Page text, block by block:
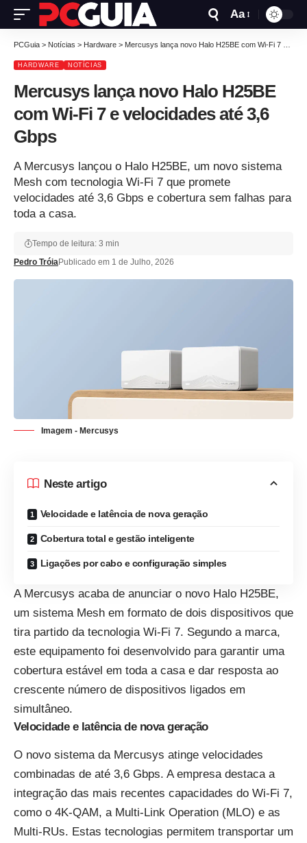
Aa
PCGuia > Notícias > Hardware > Mercusys lança novo Halo H25BE com Wi-Fi 7 e velocidades até 3,6 Gbps
HARDWARE NOTÍCIAS
Mercusys lança novo Halo H25BE
com Wi-Fi 7 e velocidades até 3,6
Gbps
A Mercusys lançou o Halo H25BE, um novo sistema
Mesh com tecnologia Wi-Fi 7 que promete
velocidades até 3,6 Gbps e cobertura sem falhas para
toda a casa.
Pedro TróiaPublicado em 1 de Julho, 2026
Tempo de leitura: 3 min
Imagem - Mercusys
Neste artigo
Velocidade e latência de nova geração
Cobertura total e gestão inteligente
Ligações por cabo e configuração simples
A Mercusys acaba de anunciar o novo Halo H25BE,
um sistema Mesh em formato de dois dispositivos que
tira partido da tecnologia Wi-Fi 7. Segundo a marca,
este equipamento foi desenvolvido para garantir uma
cobertura estável em toda a casa e dar resposta ao
crescente número de dispositivos ligados em
simultâneo.
Velocidade e latência de nova geração
O novo sistema da Mercusys atinge velocidades
combinadas de até 3,6 Gbps. A empresa destaca a
integração das mais recentes capacidades do Wi-Fi 7,
como o 4K-QAM, a Multi-Link Operation (MLO) e as
Multi-RUs. Estas tecnologias permitem transportar um